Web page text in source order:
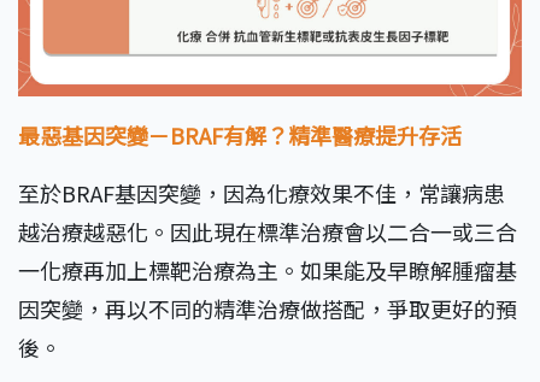
最惡基因突變－BRAF有解？精準醫療提升存活
至於BRAF基因突變，因為化療效果不佳，常讓病患
越治療越惡化。因此現在標準治療會以二合一或三合
一化療再加上標靶治療為主。如果能及早瞭解腫瘤基
因突變，再以不同的精準治療做搭配，爭取更好的預
後。